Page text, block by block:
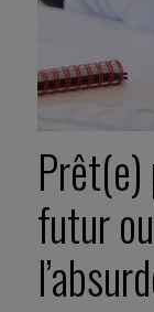
futur